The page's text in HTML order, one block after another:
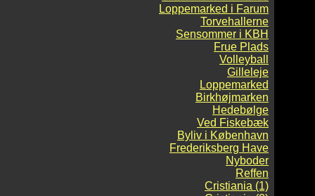
Loppemarked i Farum
Torvehallerne
Sensommer i KBH
Frue Plads
Volleyball
Gilleleje
Loppemarked
Birkhøjmarken
Hedebølge
Ved Fiskebæk
Byliv i København
Frederiksberg Have
Nyboder
Reffen
Cristiania (1)